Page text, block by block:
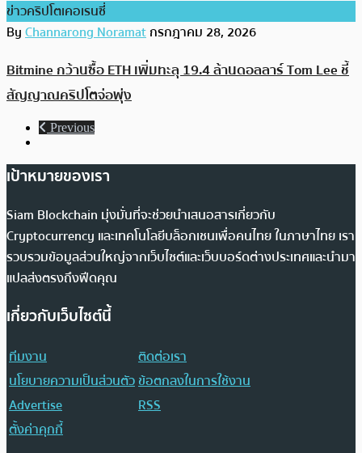
ข่าวคริปโตเคอเรนซี่
ByChannarong Noramatกรกฎาคม 28, 2026
Bitmine กว้านซื้อ ETH เพิ่มทะลุ 19.4 ล้านดอลลาร์ Tom Lee ชี้
สัญญาณคริปโตจ่อพุ่ง
Previous
เป้าหมายของเรา
Siam Blockchain มุ่งมั่นที่จะช่วยนำเสนอสารเกี่ยวกับ
Cryptocurrency และเทคโนโลยีบล็อกเชนเพื่อคนไทย ในภาษาไทย เรา
รวบรวมข้อมูลส่วนใหญ่จากเว็บไซต์และเว็บบอร์ดต่างประเทศและนำมา
แปลส่งตรงถึงฟีดคุณ
เกี่ยวกับเว็บไซต์นี้
ทีมงาน
ติดต่อเรา
นโยบายความเป็นส่วนตัวข้อตกลงในการใช้งาน
Advertise
RSS
ตั้งค่าคุกกี้